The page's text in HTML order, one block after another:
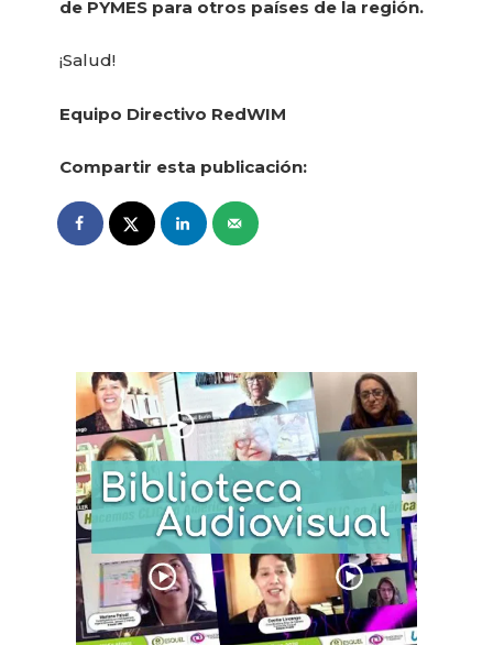
de PYMES para otros países de la región.
¡Salud!
Equipo Directivo RedWIM
Compartir esta publicación: